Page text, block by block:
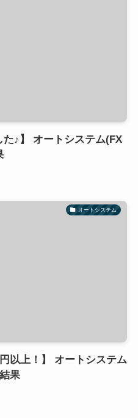
♪】 オートシステム(FX
オートシステム
以上！】 オートシステム
果